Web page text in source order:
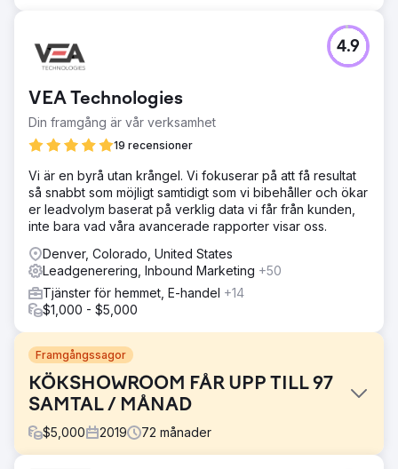
VEA Technologies
Din framgång är vår verksamhet
19 recensioner
4.9
Vi är en byrå utan krångel. Vi fokuserar på att få resultat
så snabbt som möjligt samtidigt som vi bibehåller och ökar
er leadvolym baserat på verklig data vi får från kunden,
inte bara vad våra avancerade rapporter visar oss.
Denver, Colorado, United States
Leadgenerering, Inbound Marketing +50
Tjänster för hemmet, E-handel +14
$1,000 - $5,000
Framgångssagor
KÖKSHOWROOM FÅR UPP TILL 97
SAMTAL / MÅNAD
$5,000 2019 72 månader